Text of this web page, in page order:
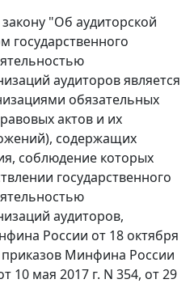
"Об аудиторской
государственного
аудиторов является
обязательных
актов и их
содержащих
соблюдение которых
государственного
аудиторов,
России от 18 октября
приказов Минфина России
10 мая 2017 г. N 354, от 29